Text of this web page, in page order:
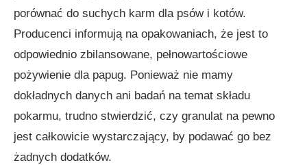
porównać do suchych karm dla psów i kotów.
Producenci informują na opakowaniach, że jest to
odpowiednio zbilansowane, pełnowartościowe
pożywienie dla papug. Ponieważ nie mamy
dokładnych danych ani badań na temat składu
pokarmu, trudno stwierdzić, czy granulat na pewno
jest całkowicie wystarczający, by podawać go bez
żadnych dodatków.